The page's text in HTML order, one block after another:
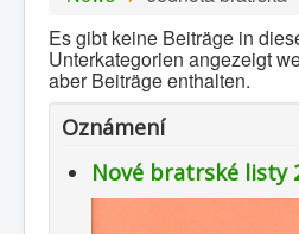
Es gibt keine Beiträge in
Unterkategorien angezeigt
aber Beiträge enthalten.
Oznámení
Nové bratrské listy